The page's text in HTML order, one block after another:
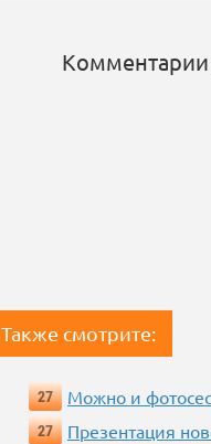
Комментарии
Также смотрите:
27 Можно и
27
Презентация